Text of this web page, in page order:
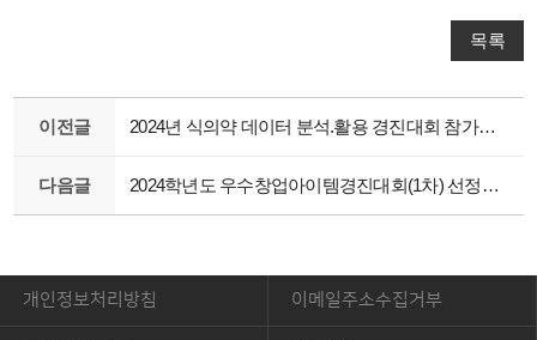
목록
이전글 2024년 식의약 데이터 분석.활용 경진대회 참가자 모집(~5/31 금까지)
다음글 2024학년도 우수창업아이템경진대회(1차) 선정팀 안내
개인정보처리방침 이메일주소수집거부